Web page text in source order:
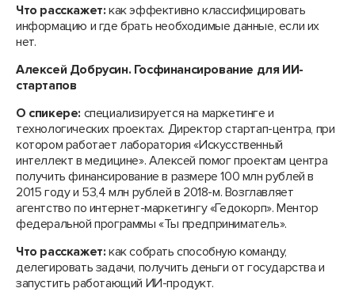
Что расскажет: как эффективно классифицировать
информацию и где брать необходимые данные, если их
нет.
Алексей Добрусин. Госфинансирование для ИИ-
стартапов
О спикере: специализируется на маркетинге и
технологических проектах. Директор стартап-центра, при
котором работает лаборатория «Искусственный
интеллект в медицине». Алексей помог проектам центра
получить финансирование в размере 100 млн рублей в
2015 году и 53,4 млн рублей в 2018-м. Возглавляет
агентство по интернет-маркетингу «Гедокорп». Ментор
федеральной программы «Ты предприниматель».
Что расскажет: как собрать способную команду,
делегировать задачи, получить деньги от государства и
запустить работающий ИИ-продукт.